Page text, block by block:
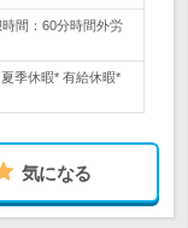
間：60分時間外労
季休暇* 有給休暇*
気になる